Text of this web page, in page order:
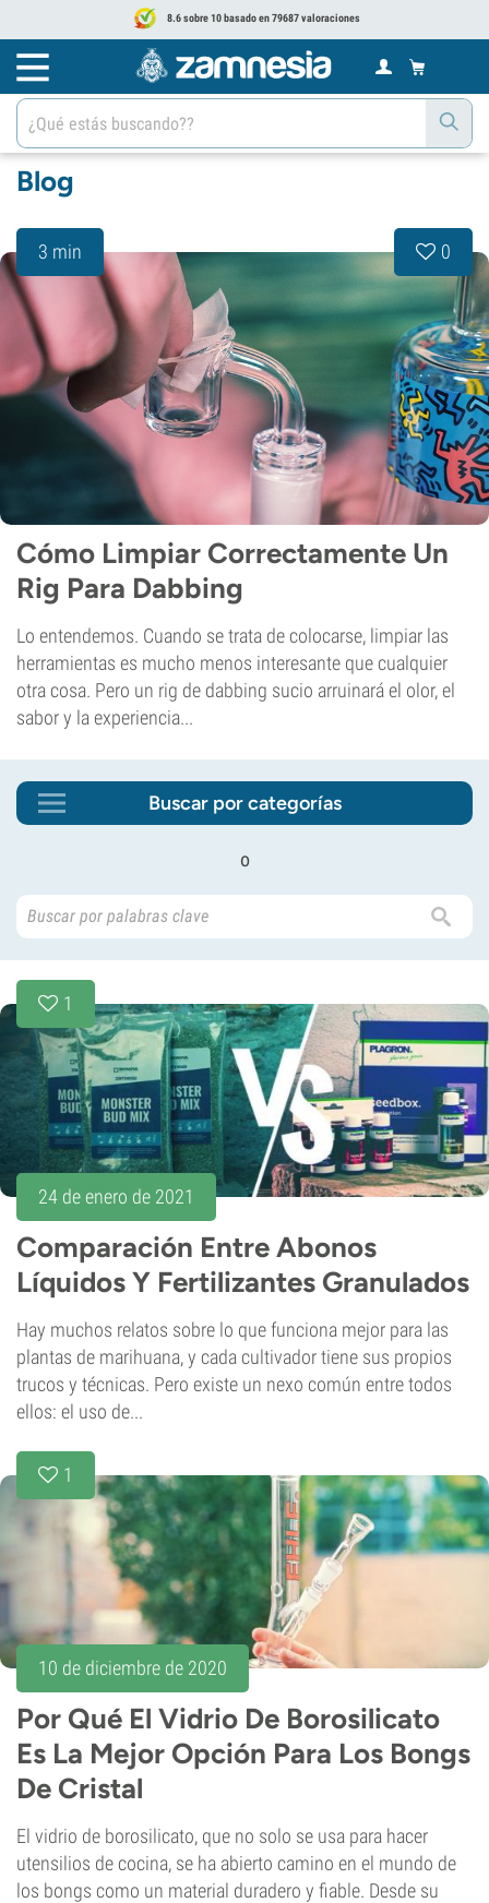
8.6 sobre 10 basado en 79687 valoraciones
Blog
3 min 0
Cómo Limpiar Correctamente Un
Rig Para Dabbing
Lo entendemos. Cuando se trata de colocarse, limpiar las
herramientas es mucho menos interesante que cualquier
otra cosa. Pero un rig de dabbing sucio arruinará el olor, el
sabor y la experiencia...
Buscar por categorías
o
1
24 de enero de 2021
Comparación Entre Abonos
Líquidos Y Fertilizantes Granulados
Hay muchos relatos sobre lo que funciona mejor para las
plantas de marihuana, y cada cultivador tiene sus propios
trucos y técnicas. Pero existe un nexo común entre todos
ellos: el uso de...
1
10 de diciembre de 2020
Por Qué El Vidrio De Borosilicato
Es La Mejor Opción Para Los Bongs
De Cristal
El vidrio de borosilicato, que no solo se usa para hacer
utensilios de cocina, se ha abierto camino en el mundo de
los bongs como un material duradero y fiable. Desde su